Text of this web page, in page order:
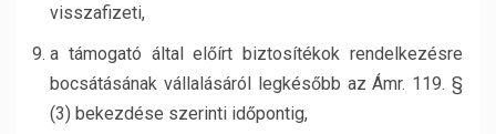
visszafizeti,
a támogató által előírt biztosítékok rendelkezésre
bocsátásának vállalásáról legkésőbb az Ámr. 119. §
(3) bekezdése szerinti időpontig,